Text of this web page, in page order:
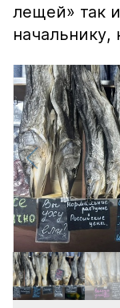
лещей» так
начальнику,